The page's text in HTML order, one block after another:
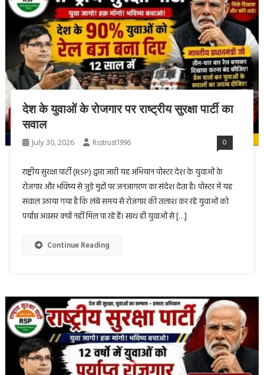
देश के युवाओं के रोजगार पर राष्ट्रीय सुरक्षा पार्टी का
सवाल
July 30, 2026 Rsstrust1996 0
राष्ट्रीय सुरक्षा पार्टी (RSP) द्वारा जारी यह अभियान पोस्टर देश के युवाओं के
रोजगार और भविष्य से जुड़े मुद्दों पर जनजागरण का संदेश देता है। पोस्टर में यह
सवाल उठाया गया है कि लंबे समय से रोजगार की तलाश कर रहे युवाओं को
पर्याप्त अवसर क्यों नहीं मिल पा रहे हैं। साथ ही युवाओं से […]
Continue Reading